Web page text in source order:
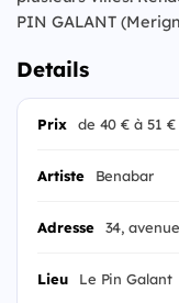
PIN GALANT
Details
Prix de 40 € à 51 €
Artiste Benabar
Adresse 34,
Lieu Le Pin Galant